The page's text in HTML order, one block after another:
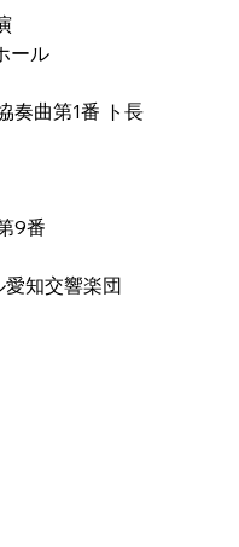
ール
奏曲第1番 ト長
9番
知交響楽団